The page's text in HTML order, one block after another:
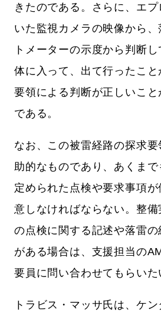
きたのである。さらに、エ
いた監視カメラの映像から
トメーターの示度から判断
体に入って、出て行ったこ
要領による判断が正しいこ
である。
なお、この被雷経路の探求
助的なものであり、あくま
定められた点検や要求事項
意しなければならない。整
の点検に関する記述や落雷
がある場合は、支援担当の
要員に問い合わせてもらいた
トラビス・マッサ氏は、ケ